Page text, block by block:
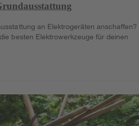
an Elektrogeräten anschaffen?
besten Elektrowerkzeuge für deinen